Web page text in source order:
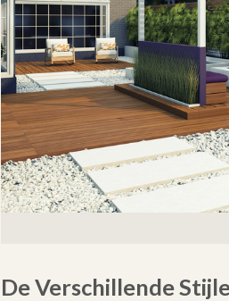
De Verschillende